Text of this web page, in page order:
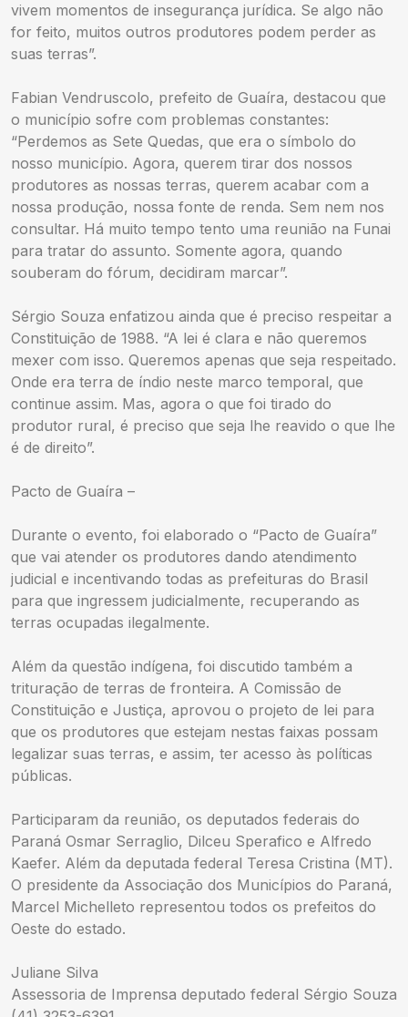
vivem momentos de insegurança jurídica. Se algo não
for feito, muitos outros produtores podem perder as
suas terras”.
Fabian Vendruscolo, prefeito de Guaíra, destacou que
o município sofre com problemas constantes:
“Perdemos as Sete Quedas, que era o símbolo do
nosso município. Agora, querem tirar dos nossos
produtores as nossas terras, querem acabar com a
nossa produção, nossa fonte de renda. Sem nem nos
consultar. Há muito tempo tento uma reunião na Funai
para tratar do assunto. Somente agora, quando
souberam do fórum, decidiram marcar”.
Sérgio Souza enfatizou ainda que é preciso respeitar a
Constituição de 1988. “A lei é clara e não queremos
mexer com isso. Queremos apenas que seja respeitado.
Onde era terra de índio neste marco temporal, que
continue assim. Mas, agora o que foi tirado do
produtor rural, é preciso que seja lhe reavido o que lhe
é de direito”.
Pacto de Guaíra –
Durante o evento, foi elaborado o “Pacto de Guaíra”
que vai atender os produtores dando atendimento
judicial e incentivando todas as prefeituras do Brasil
para que ingressem judicialmente, recuperando as
terras ocupadas ilegalmente.
Além da questão indígena, foi discutido também a
trituração de terras de fronteira. A Comissão de
Constituição e Justiça, aprovou o projeto de lei para
que os produtores que estejam nestas faixas possam
legalizar suas terras, e assim, ter acesso às políticas
públicas.
Participaram da reunião, os deputados federais do
Paraná Osmar Serraglio, Dilceu Sperafico e Alfredo
Kaefer. Além da deputada federal Teresa Cristina (MT).
O presidente da Associação dos Municípios do Paraná,
Marcel Michelleto representou todos os prefeitos do
Oeste do estado.
Juliane Silva
Assessoria de Imprensa deputado federal Sérgio Souza